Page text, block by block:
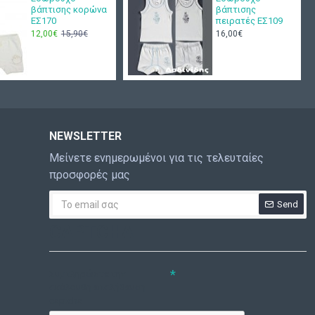
βάπτισης κορώνα
ΕΣ170
12,00€ 15,90€
βάπτισης
πειρατές ΕΣ109
16,00€
NEWSLETTER
Μείνετε ενημερωμένοι για τις τελευταίες
προσφορές μας
Send